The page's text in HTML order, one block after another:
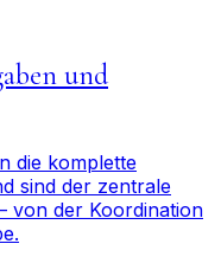
und
die komplette
sind der zentrale
von der Koordination